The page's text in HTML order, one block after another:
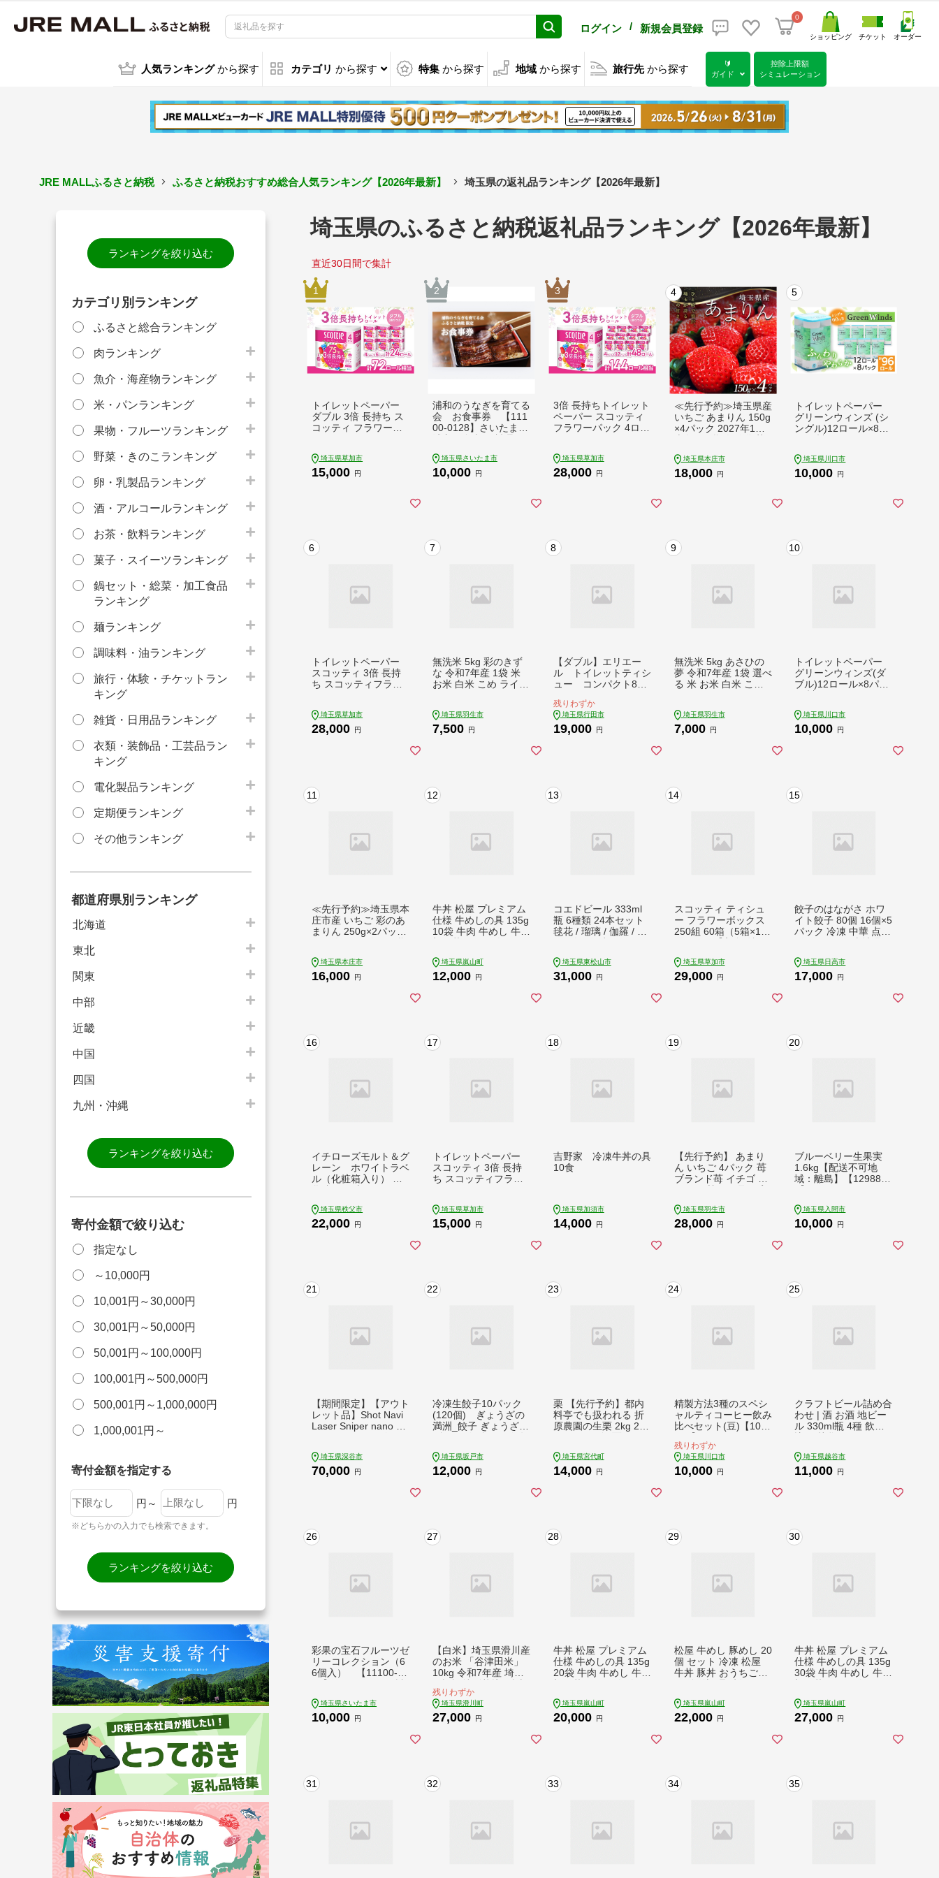
ログイン / 新規会員登録
0
ショッピング チケット オーダー
人気ランキング から探す カテゴリ から探す 特集 から探す 地域 から探す 旅行先 から探す
🔰
ガイド
控除上限額
シミュレーション
JRE MALLふるさと納税 ふるさと納税おすすめ総合人気ランキング【2026年最新】 埼玉県の返礼品ランキング【2026年最新】
ランキングを絞り込む
カテゴリ別ランキング
ふるさと総合ランキング
肉ランキング
魚介・海産物ランキング
米・パンランキング
果物・フルーツランキング
野菜・きのこランキング
卵・乳製品ランキング
酒・アルコールランキング
お茶・飲料ランキング
菓子・スイーツランキング
鍋セット・総菜・加工食品
ランキング
麺ランキング
調味料・油ランキング
旅行・体験・チケットラン
キング
雑貨・日用品ランキング
衣類・装飾品・工芸品ラン
キング
電化製品ランキング
定期便ランキング
その他ランキング
都道府県別ランキング
北海道
東北
関東
中部
近畿
中国
四国
九州・沖縄
ランキングを絞り込む
寄付金額で絞り込む
指定なし
～10,000円
10,001円～30,000円
30,001円～50,000円
50,001円～100,000円
100,001円～500,000円
500,001円～1,000,000円
1,000,001円～
寄付金額を指定する
円～ 円
※どちらかの入力でも検索できます。
ランキングを絞り込む
埼玉県のふるさと納税返礼品ランキング【2026年最新】
直近30日間で集計
1
トイレットペーパー
ダブル 3倍 長持ち ス
コッティ フラワーパ
いれっとぺーぱー ス
コッティ すこってぃ
回数 リピート 紙 質
収納 家族 重い まとめ
埼玉県草加市
15,000 円
2
浦和のうなぎを育てる
会 お食事券 【111
00-0128】さいたま
伝統の味 旅行 観光 ト
ラベル チケット 有効
埼玉県さいたま市
10,000 円
3
3倍 長持ちトイレット
ペーパー スコッティ
フラワーパック 4ロー
ーぱー スコッティ す
こってぃ スコッテイ
ート 紙 質 収納 家族
重い まとめ 満足 必需
埼玉県草加市
28,000 円
4
≪先行予約≫埼玉県産
いちご あまりん 150g
×4パック 2027年1月
冬 果実 果物 くだもの
フルーツ 話題 ブラン
埼玉県本庄市
18,000 円
5
トイレットペーパー
グリーンウィンズ (シ
ングル)12ロール×8パ
ングル 人気 日用品 日
用雑貨 紙 消耗品 生活
埼玉県川口市
10,000 円
6
トイレットペーパー
スコッティ 3倍 長持
ち スコッティフラワ
ペーパー トイレット
ロール 日用品 雑貨 大
蓄 長持ち 替え 交換
頻度 回数 リピート 紙
質 収納 家族 重い 満
埼玉県草加市
28,000 円
7
無洗米 5kg 彩のきず
な 令和7年産 1袋 米
お米 白米 こめ ライス
ブランド米 人気 おす
すめ 5キロ 5ｷﾛ 産地直
月女米穀 埼玉県 羽生
市
埼玉県羽生市
7,500 円
8
【ダブル】エリエー
ル トイレットティシ
ュー コンパクト8ロ
残りわずか
埼玉県行田市
19,000 円
9
無洗米 5kg あさひの
夢 令和7年産 1袋 選べ
る 米 お米 白米 こめ
okome ブランド米 人
気 おすすめ 5キロ 5ｷﾛ
社五月女米穀 埼玉県
羽生市
埼玉県羽生市
7,000 円
10
トイレットペーパー
グリーンウィンズ(ダ
ブル)12ロール×8パッ
パー トイレットティ
ッシュ ダブル 日用品
埼玉県川口市
10,000 円
11
≪先行予約≫埼玉県本
庄市産 いちご 彩のあ
まりん 250g×2パック
ゴ ストロベリー 新品
種 甘い あまい 果物
埼玉県本庄市
16,000 円
12
牛丼 松屋 プレミアム
仕様 牛めしの具 135g
10袋 牛肉 牛めし 牛肉
利 惣菜 夕食 レンチン
お弁当 お取り寄せ グ
埼玉県嵐山町
12,000 円
13
コエドビール 333ml
瓶 6種類 24本セット
毬花 / 瑠璃 / 伽羅 / 漆
埼玉県東松山市
31,000 円
14
スコッティ ティシュ
ー フラワーボックス
250組 60箱（5箱×12
程度で発送】 | 大容量
長持ち コンパクト テ
シュペーパー ふるさ
と納税 ティッシュ 箱
日用品 必需品 大容量
保管 消耗品 埼玉県 草
埼玉県草加市
29,000 円
15
餃子のはながさ ホワ
イト餃子 80個 16個×5
パック 冷凍 中華 点心
単調理 時短 リピート
保存 豚肉 特製 ポーク
埼玉県日高市
17,000 円
16
イチローズモルト＆グ
レーン ホワイトラベ
ル（化粧箱入り） ／
い 700ml ハイボール
ロック ストレート 食
1
埼玉県秩父市
22,000 円
17
トイレットペーパー
スコッティ 3倍 長持
ち スコッティフラワ
ーパー トイレットロ
ール 日用品 雑貨 大人
長持ち 替え 交換 頻度
回数 リピート 紙 質
収納 家族 重い 満足
埼玉県草加市
15,000 円
18
吉野家 冷凍牛丼の具
10食
埼玉県加須市
14,000 円
19
【先行予約】 あまり
ん いちご 4パック 苺
ブランド苺 イチゴ フ
ストロベリー 産地直
送 ご当地 果物 くだも
go いちご げんき農場
埼玉県 羽生市
埼玉県羽生市
28,000 円
20
ブルーベリー生果実
1.6kg【配送不可地
域：離島】【129889
埼玉県入間市
10,000 円
21
【期間限定】【アウト
レット品】Shot Navi
Laser Sniper nano G
GR）＜カラー：ブラ
ック＞ 【11218-086
ナビ 腕時計 日本製
埼玉県深谷市
70,000 円
22
冷凍生餃子10パック
(120個) ぎょうざの
満洲_餃子 ぎょうざ
ょうざの満州 満州 お
つまみ おかず 人気 お
埼玉県坂戸市
12,000 円
23
栗 【先行予約】都内
料亭でも扱われる 折
原農園の生栗 2kg 2L
園 埼玉県 宮代町
埼玉県宮代町
14,000 円
24
精製方法3種のスペシ
ャルティコーヒー飲み
比べセット(豆)【1085
残りわずか
埼玉県川口市
10,000 円
25
クラフトビール詰め合
わせ | 酒 お酒 地ビー
ル 330ml瓶 4種 飲み
A SAISON 晩酌 宅飲
み 家飲み ブルワリー
埼玉県越谷市
11,000 円
26
彩果の宝石フルーツゼ
リーコレクション（6
6個入） 【11100-03
味期限製造から約半年
旨味が豊富な果汁 果
め 有名
埼玉県さいたま市
10,000 円
27
【白米】埼玉県滑川産
のお米 「谷津田米」
10kg 令和7年産 埼玉
白米 10kg 埼玉県産
谷津田米]
残りわずか
埼玉県滑川町
27,000 円
28
牛丼 松屋 プレミアム
仕様 牛めしの具 135g
20袋 牛肉 牛めし 牛肉
時短 簡単 便利 惣菜
夕食 レンチン お弁当
埼玉県嵐山町
20,000 円
29
松屋 牛めし 豚めし 20
個 セット 冷凍 松屋
牛丼 豚丼 おうちごは
り グルメセット 忙し
い日の味方 お店の味
埼玉県嵐山町
22,000 円
30
牛丼 松屋 プレミアム
仕様 牛めしの具 135g
30袋 牛肉 牛めし 牛肉
短 簡単 便利 惣菜 夕
食 レンチン おかず お
埼玉県嵐山町
27,000 円
31 32 33 34 35